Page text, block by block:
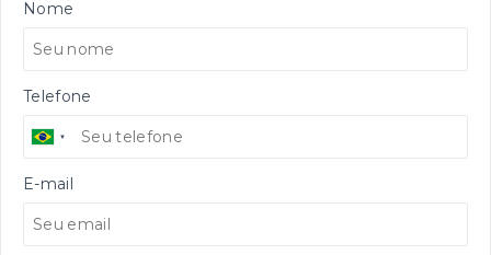
Nome
Telefone
E-mail